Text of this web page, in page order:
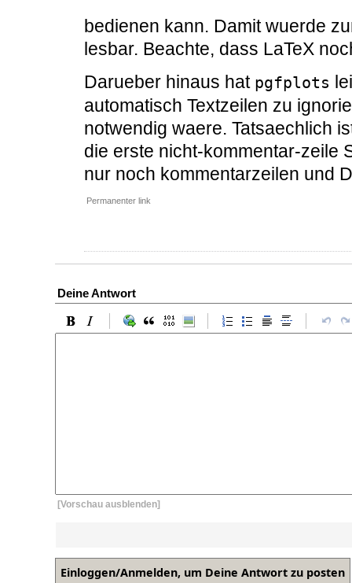
bedienen kann. Damit wuerde
lesbar. Beachte, dass LaTeX
Darueber hinaus hat pgfplots
automatisch Textzeilen zu
notwendig waere. Tatsaechlich
die erste nicht-kommentar-zeile
nur noch kommentarzeilen und
Permanenter link
Deine Antwort
[Vorschau ausblenden]